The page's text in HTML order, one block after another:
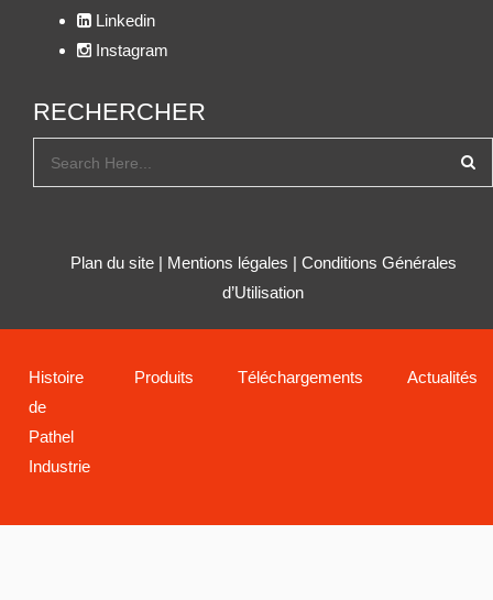
Linkedin
Instagram
RECHERCHER
Plan du site| Mentions légales | Conditions Générales
d’Utilisation
Histoire
de
Pathel
Industrie
Produits Téléchargements Actualités